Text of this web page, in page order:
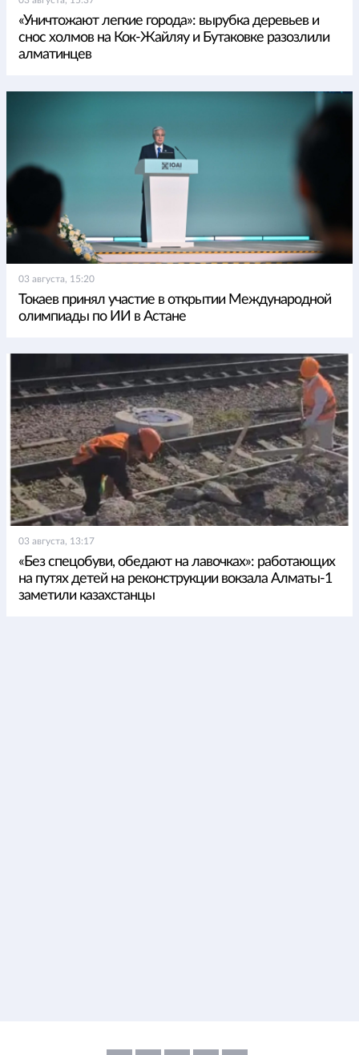
«Уничтожают легкие города»: вырубка деревьев и
снос холмов на Кок-Жайляу и Бутаковке разозлили
алматинцев
03 августа, 15:20
Токаев принял участие в открытии Международной
олимпиады по ИИ в Астане
03 августа, 13:17
«Без спецобуви, обедают на лавочках»: работающих
на путях детей на реконструкции вокзала Алматы-1
заметили казахстанцы